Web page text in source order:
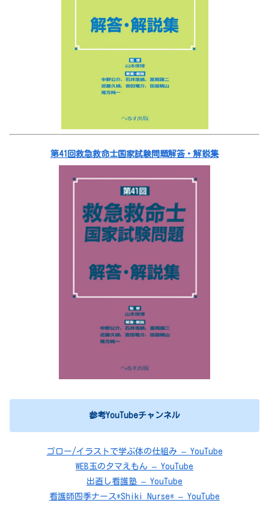
第41回救急救命士国家試験問題解答・解説集
参考YouTubeチャンネル
ゴロー/イラストで学ぶ体の仕組み – YouTube
WEB玉のタマえもん – YouTube
出直し看護塾 – YouTube
看護師四季ナース*Shiki Nurse* – YouTube